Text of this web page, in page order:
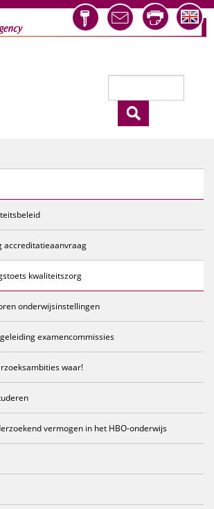
gaan
accreditatieaanvraag
kwaliteitszorg
onderwijsinstellingen
examencommissies
waar!
vermogen in het HBO-onderwijs